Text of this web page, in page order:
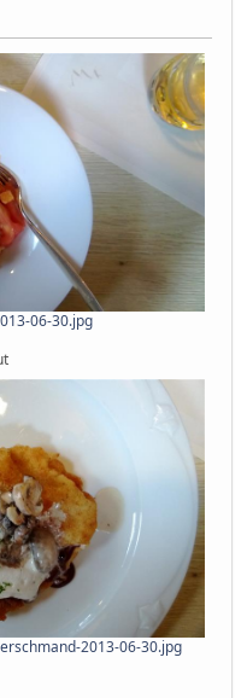
06-30.jpg
2013-06-30.jpg